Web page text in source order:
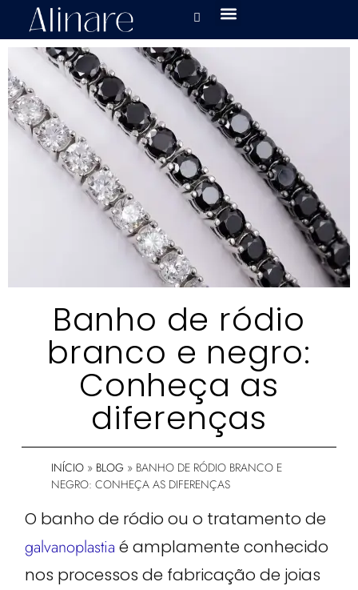
Banho de ródio
branco e negro:
Conheça as
diferenças
INÍCIO » BLOG » BANHO DE RÓDIO BRANCO E
NEGRO: CONHEÇA AS DIFERENÇAS
O banho de ródio ou o tratamento de
galvanoplastia é amplamente conhecido
nos processos de fabricação de joias